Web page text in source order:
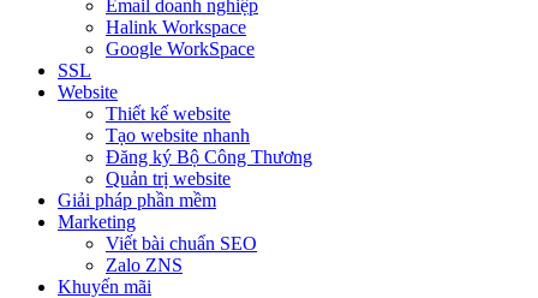
Email doanh nghiệp
Halink Workspace
Google WorkSpace
SSL
Website
Thiết kế website
Tạo website nhanh
Đăng ký Bộ Công Thương
Quản trị website
Giải pháp phần mềm
Marketing
Viết bài chuẩn SEO
Zalo ZNS
Khuyến mãi